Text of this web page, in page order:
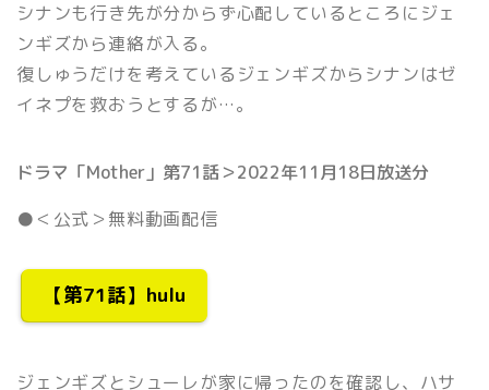
シナンも行き先が分からず心配しているところにジェ
ンギズから連絡が入る。
復しゅうだけを考えているジェンギズからシナンはゼ
イネプを救おうとするが…。
ドラマ「Mother」第71話＞2022年11月18日放送分
●＜公式＞無料動画配信
【第71話】hulu
ジェンギズとシューレが家に帰ったのを確認し、ハサ